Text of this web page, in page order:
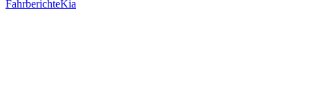
FahrberichteKia